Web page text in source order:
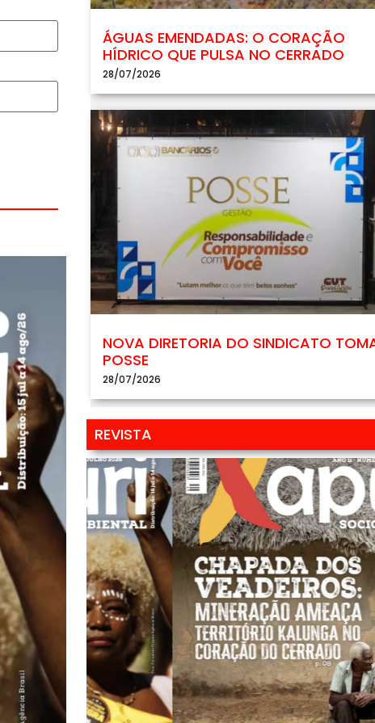
ÁGUAS EMENDADAS: O CORAÇÃO
HÍDRICO QUE PULSA NO CERRADO
28/07/2026
NOVA DIRETORIA DO SINDICATO
POSSE
28/07/2026
REVISTA